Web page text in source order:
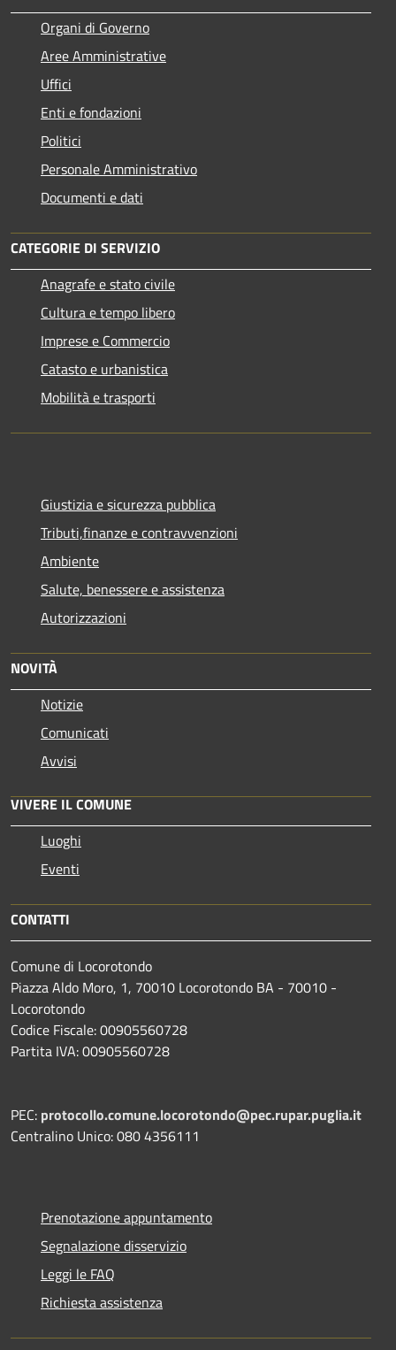
Organi di Governo
Aree Amministrative
Uffici
Enti e fondazioni
Politici
Personale Amministrativo
Documenti e dati
CATEGORIE DI SERVIZIO
Anagrafe e stato civile
Cultura e tempo libero
Imprese e Commercio
Catasto e urbanistica
Mobilità e trasporti
Giustizia e sicurezza pubblica
Tributi,finanze e contravvenzioni
Ambiente
Salute, benessere e assistenza
Autorizzazioni
NOVITÀ
Notizie
Comunicati
Avvisi
VIVERE IL COMUNE
Luoghi
Eventi
CONTATTI
Comune di Locorotondo
Piazza Aldo Moro, 1, 70010 Locorotondo BA - 70010 -
Locorotondo
Codice Fiscale: 00905560728
Partita IVA: 00905560728
PEC: protocollo.comune.locorotondo@pec.rupar.puglia.it
Centralino Unico: 080 4356111
Prenotazione appuntamento
Segnalazione disservizio
Leggi le FAQ
Richiesta assistenza